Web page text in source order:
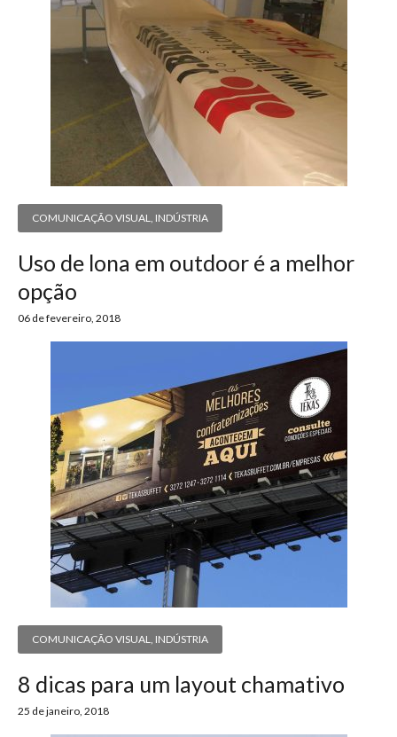
COMUNICAÇÃO VISUAL INDÚSTRIA
Uso de lona em outdoor é a melhor
opção
06 de fevereiro, 2018
COMUNICAÇÃO VISUAL INDÚSTRIA
8 dicas para um layout chamativo
25 de janeiro, 2018